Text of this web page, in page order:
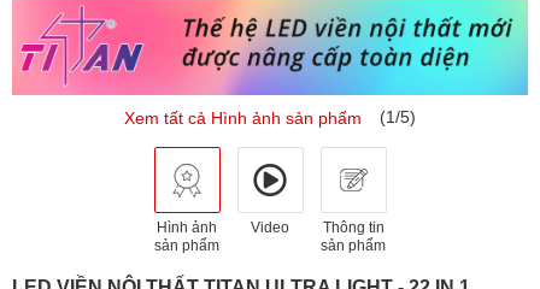
Xem tất cả Hình ảnh sản phẩm (1/5)
Hình ảnh
sản phẩm
Video
Thông tin
sản phẩm